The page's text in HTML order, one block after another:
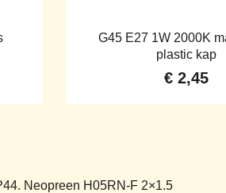
G45 E27 1W 2000K
plastic kap
€2,45
Neopreen H05RN-F 2×1.5